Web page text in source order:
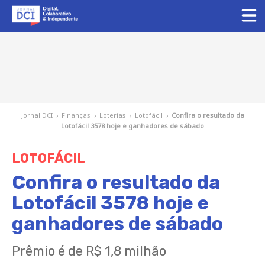
Jornal DCI › Finanças › Loterias › Lotofácil › Confira o resultado da
Lotofácil 3578 hoje e ganhadores de sábado
LOTOFÁCIL
Confira o resultado da
Lotofácil 3578 hoje e
ganhadores de sábado
Prêmio é de R$ 1,8 milhão